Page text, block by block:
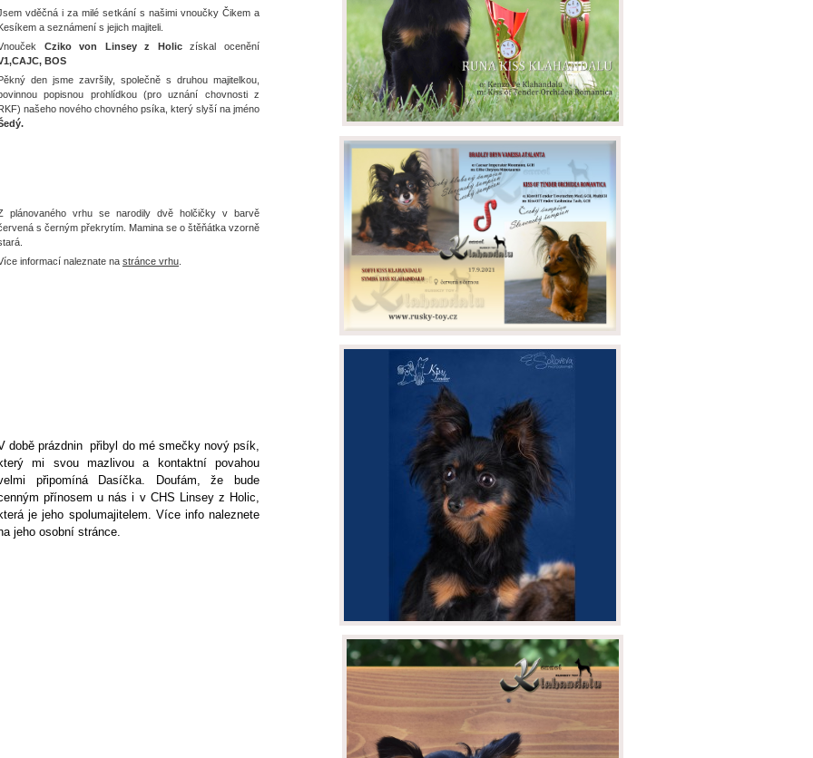
vděčná i za milé setkání s našimi vnoučky Čikem a
a seznámení s jejich majiteli.
Cziko von Linsey z Holiczískal ocenění
BOS
den jsme završily, společně s druhou majitelkou,
popisnou prohlídkou (pro uznání chovnosti z
našeho nového chovného psíka, který slyší na jméno
plánovaného vrhu se narodily dvě holčičky v barvě
s černým překrytím. Mamina se o štěňátka vzorně
informací naleznate na stránce vrhu
době prázdnin přibyl do mé smečky nový psík,
který mi svou mazlivou a kontaktní povahou
připomíná Dasíčka. Doufám, že bude
přínosem u nás i v CHS Linsey z Holic,
která je jeho spolumajitelem. Více info naleznete
jeho osobní stránce.